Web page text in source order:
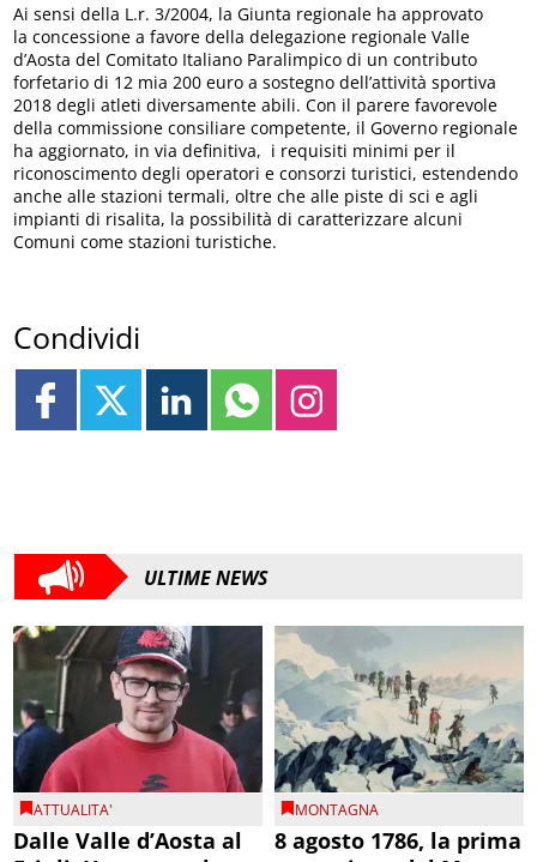
Ai sensi della L.r. 3/2004, la Giunta regionale ha approvato
la concessione a favore della delegazione regionale Valle
d’Aosta del Comitato Italiano Paralimpico di un contributo
forfetario di 12 mia 200 euro a sostegno dell’attività sportiva
2018 degli atleti diversamente abili. Con il parere favorevole
della commissione consiliare competente, il Governo regionale
ha aggiornato, in via definitiva, i requisiti minimi per il
riconoscimento degli operatori e consorzi turistici, estendendo
anche alle stazioni termali, oltre che alle piste di sci e agli
impianti di risalita, la possibilità di caratterizzare alcuni
Comuni come stazioni turistiche.
Condividi
ULTIME NEWS
ATTUALITA'
Dalle Valle d’Aosta al
MONTAGNA
8 agosto 1786, la prima